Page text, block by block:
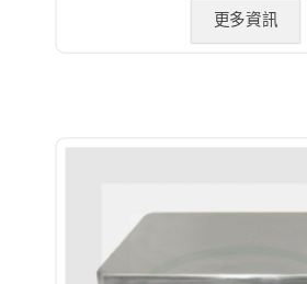
更多資訊